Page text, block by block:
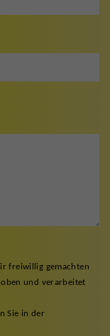
freiwillig gemachten
und verarbeitet
Sie in der